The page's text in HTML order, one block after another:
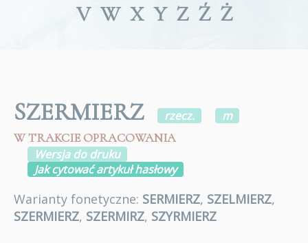
V W X Y Z Ź Ż
SZERMIERZ rzecz.
m
W TRAKCIE OPRACOWANIA
Wersja do druku
Jak cytować artykuł hasłowy
Warianty fonetyczne: SERMIERZ, SZELMIERZ,
SZERMIERZ, SZERMIRZ, SZYRMIERZ